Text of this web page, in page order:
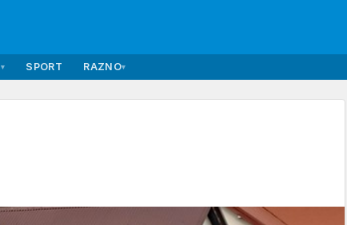
▾ SPORT RAZNO▾